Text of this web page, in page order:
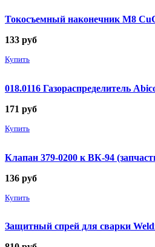
Токосъемный наконечник М8
133 руб
Купить
018.0116 Газораспределитель
171 руб
Купить
Клапан 379-0200 к ВК-94
136 руб
Купить
Защитный спрей для сварки